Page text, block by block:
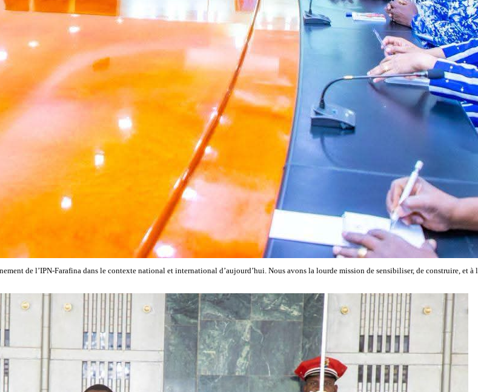
de l’IPN-Farafina dans le contexte national et international d’aujourd’hui. Nous avons la lourde mission de sensibiliser, de construire, et à